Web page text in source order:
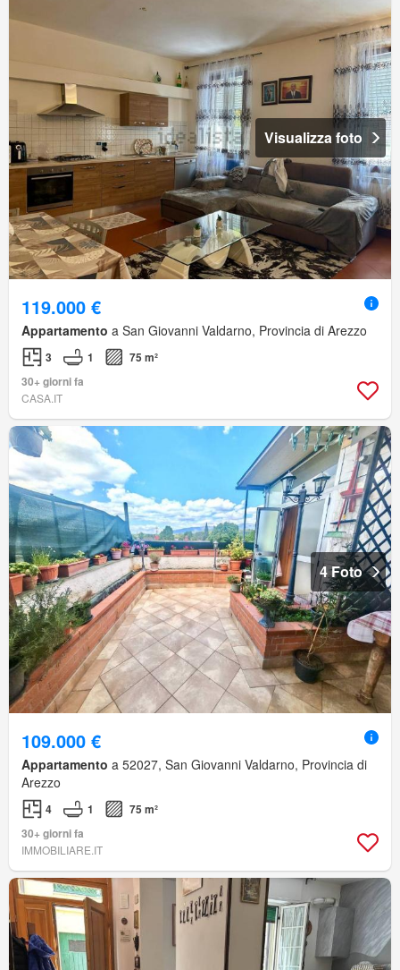
Visualizza foto
119.000 €
Appartamento a San Giovanni Valdarno, Provincia di Arezzo
3 1
75 m²
30+ giorni fa
CASA.IT
4 Foto
109.000 €
Appartamento a 52027, San Giovanni Valdarno, Provincia di
Arezzo
4 1
75 m²
30+ giorni fa
IMMOBILIARE.IT